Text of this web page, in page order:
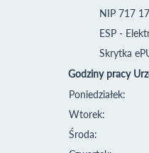
NIP 717
ESP -
Skrytka
Godziny pracy
Poniedziałek:
Wtorek:
Środa: